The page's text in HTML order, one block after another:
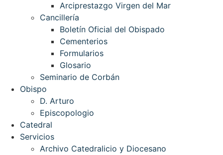
Arciprestazgo Virgen del Mar
Cancillería
Boletín Oficial del Obispado
Cementerios
Formularios
Glosario
Seminario de Corbán
Obispo
D. Arturo
Episcopologio
Catedral
Servicios
Archivo Catedralicio y Diocesano